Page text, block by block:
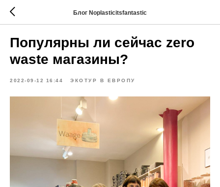
Блог Noplasticitsfantastic
Популярны ли сейчас zero
waste магазины?
2022-09-12 16:44 ЭКОТУР В ЕВРОПУ